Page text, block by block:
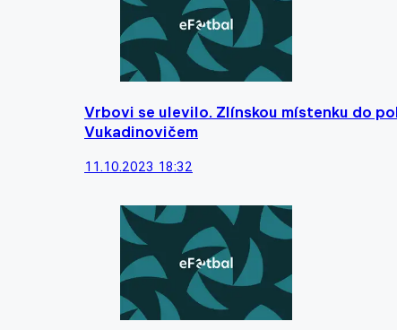
Vrbovi se ulevilo. Zlínskou místenku do
Vukadinovičem
11.10.2023 18:32